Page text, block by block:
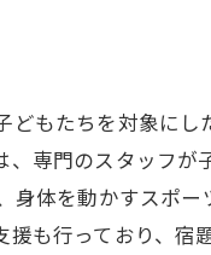
もたちを対象に
専門のスタッフ
体を動かすスポ
も行っており、